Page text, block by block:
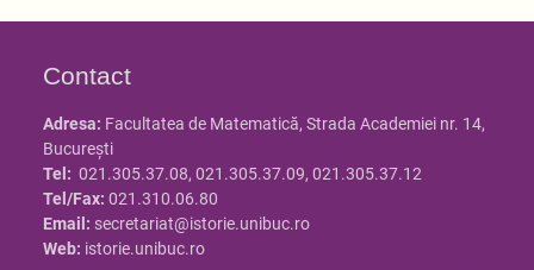
Contact
Adresa: Facultatea de Matematică, Strada Academiei nr. 14,
Bucureşti
Tel: 021.305.37.08, 021.305.37.09, 021.305.37.12
Tel/Fax: 021.310.06.80
Email: secretariat@istorie.unibuc.ro
Web: istorie.unibuc.ro